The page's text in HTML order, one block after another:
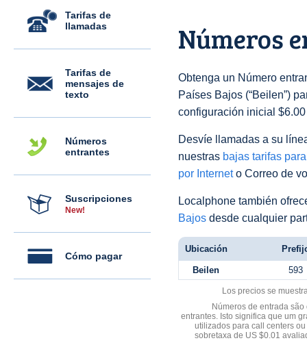
Tarifas de
llamadas
Tarifas de
mensajes de
texto
Números
entrantes
Suscripciones
New!
Cómo pagar
Números
Obtenga un Número
Países Bajos (“Beilen”)
configuración inicial
Desvíe llamadas a su
nuestras bajas tarifas
por Interneto Correo de
Localphone también
Bajos desde cualquier
Ubicación
Beilen 593
Los precios se
Números de entrada
entrantes. Isto significa que um
utilizados para call centers
sobretaxa de US $0.01